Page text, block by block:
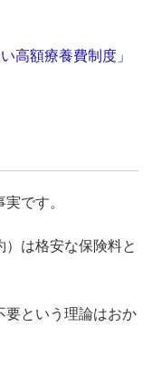
高額療養費制度」
です。
）は格安な保険料と
要という理論はおか